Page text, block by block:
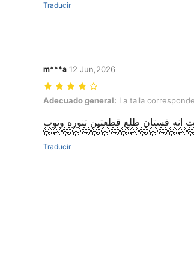
Traducir
m***a 12 Jun,2026
Adecuado general: La talla corresponde,
Adecuado general: La talla corresponde
فستان طلع قطعتين تنوره وتوب 🤭🤭🤭🤭🤭🤭🤭🤭🤭🤭🤭🤭🤭🤭🤭🤭🤭🤭🤭🤭🤭
Traducir